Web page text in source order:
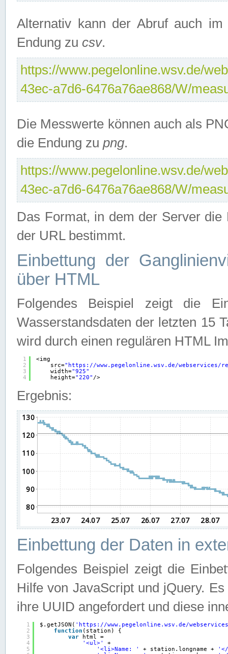
Alternativ kann der Abruf auch
Endung zu csv.
https://www.pegelonline.wsv.de/
43ec-a7d6-6476a76ae868/W/
Die Messwerte können auch als
die Endung zu png.
https://www.pegelonline.wsv.de/
43ec-a7d6-6476a76ae868/W/
Das Format, in dem der Server
der URL bestimmt.
Einbettung der
über HTML
Folgendes Beispiel zeigt die
Wasserstandsdaten der letzten 15
wird durch einen regulären HTML
1
2
3
4
<img
src=" https://www.pegelonline.wsv.de/webservices/
width="925"
height="220" />
Ergebnis:
Einbettung der Daten in
Folgendes Beispiel zeigt die
Hilfe von JavaScript und jQuery.
ihre UUID angefordert und diese
1
2
3
4
5
$.getJSON( ' https://www.pegelonline.wsv.de/
function (station) {
var
html =
'<ul>'
+
'<li>Name: '
+ station.longname +